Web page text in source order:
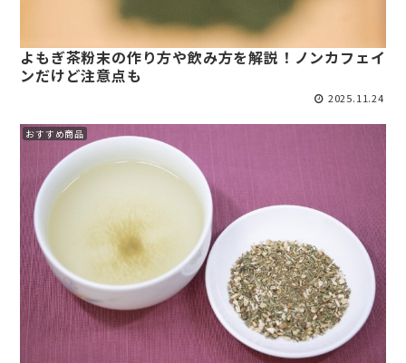
よもぎ茶粉末の作り方や飲み方を解説！ノンカフェイ
ンだけど注意点も
2025.11.24
おすすめ商品